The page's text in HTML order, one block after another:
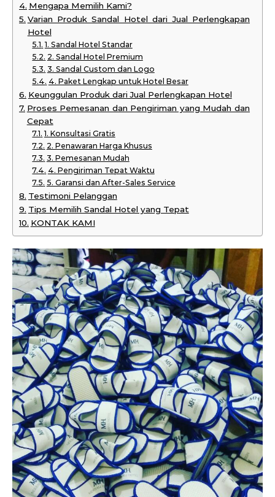
Mengapa Memilih Kami?
Varian Produk Sandal Hotel dari Jual Perlengkapan
Hotel
1. Sandal Hotel Standar
2. Sandal Hotel Premium
3. Sandal Custom dan Logo
4. Paket Lengkap untuk Hotel Besar
Keunggulan Produk dari Jual Perlengkapan Hotel
Proses Pemesanan dan Pengiriman yang Mudah dan
Cepat
1. Konsultasi Gratis
2. Penawaran Harga Khusus
3. Pemesanan Mudah
4. Pengiriman Tepat Waktu
5. Garansi dan After-Sales Service
Testimoni Pelanggan
Tips Memilih Sandal Hotel yang Tepat
KONTAK KAMI